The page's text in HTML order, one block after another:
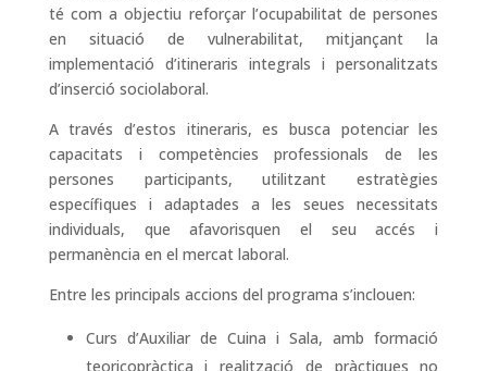
té com a objectiu reforçar l’ocupabilitat de persones
en situació de vulnerabilitat, mitjançant la
implementació d’itineraris integrals i personalitzats
d’inserció sociolaboral.
A través d’estos itineraris, es busca potenciar les
capacitats i competències professionals de les
persones participants, utilitzant estratègies
específiques i adaptades a les seues necessitats
individuals, que afavorisquen el seu accés i
permanència en el mercat laboral.
Entre les principals accions del programa s’inclouen:
Curs d’Auxiliar de Cuina i Sala, amb formació
teoricopràctica i realització de pràctiques no